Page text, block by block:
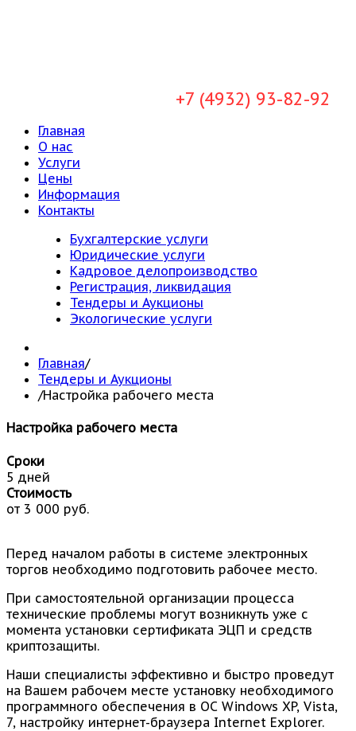
+7 (4932) 93-82-92
Главная
О нас
Услуги
Цены
Информация
Контакты
Бухгалтерские услуги
Юридические услуги
Кадровое делопроизводство
Регистрация, ликвидация
Тендеры и Аукционы
Экологические услуги
Главная/
Тендеры и Аукционы
/Настройка рабочего места
Настройка рабочего места
Сроки
5 дней
Стоимость
от 3 000 руб.
Перед началом работы в системе электронных
торгов необходимо подготовить рабочее место.
При самостоятельной организации процесса
технические проблемы могут возникнуть уже с
момента установки сертификата ЭЦП и средств
криптозащиты.
Наши специалисты эффективно и быстро проведут
на Вашем рабочем месте установку необходимого
программного обеспечения в ОС Windows XP, Vista,
7, настройку интернет-браузера Internet Explorer.